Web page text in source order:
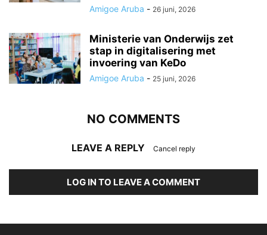
Amigoe Aruba - 26 juni, 2026
Ministerie van Onderwijs zet
stap in digitalisering met
invoering van KeDo
Amigoe Aruba - 25 juni, 2026
NO COMMENTS
LEAVE A REPLY Cancel reply
LOG IN TO LEAVE A COMMENT